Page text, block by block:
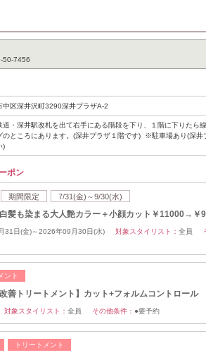
50-7456
中区深井沢町3290深井プラザA-2
道・深井駅改札を出て右手にある階段を下り、１階に下りたら
のところにあります。(深井プラザ１階です) ※駐車場あり(深井
)
ポン
期間限定 7/31(金)～9/30(水)
白髪も染まる大人艶カラー＋小顔カット￥11000→￥
31日(金)～2026年09月30日(水) 対象スタイリスト： 全員
ント
善トリートメント】カット+フォルムコントロール
対象スタイリスト： 全員 その他条件： ●要予約
トリートメント